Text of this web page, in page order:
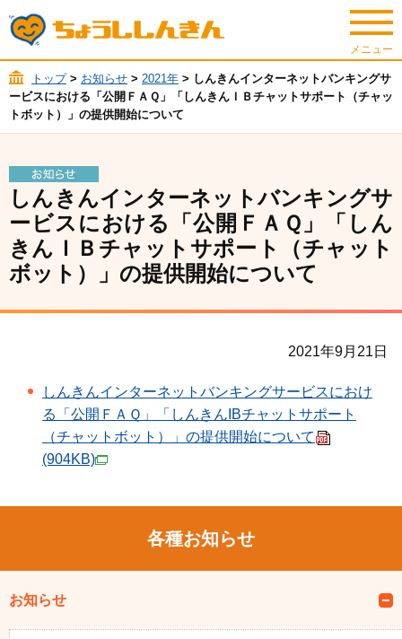
トップ> お知らせ > 2021年 > しんきんインターネットバンキングサ
ービスにおける「公開ＦＡＱ」「しんきんＩＢチャットサポート（チャッ
トボット）」の提供開始について
しんきんインターネットバンキングサ
ービスにおける「公開ＦＡＱ」「しん
きんＩＢチャットサポート（チャット
ボット）」の提供開始について
2021年9月21日
しんきんインターネットバンキングサービスにおけ
る「公開ＦＡＱ」「しんきんIBチャットサポート
（チャットボット）」の提供開始について
(904KB)
各種お知らせ
お知らせ